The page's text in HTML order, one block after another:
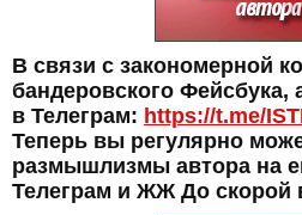
В связи с закономерной
бандеровского Фейсбука,
в Телеграм: https://t.me/
Теперь вы регулярно
размышлизмы автора на
Телеграм и ЖЖ До скорой